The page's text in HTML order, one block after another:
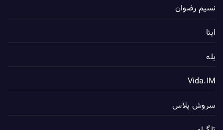
نسیم رضوان
ایتا
بله
Vida.IM
سروش پلاس